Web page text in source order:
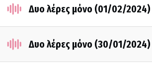
Δυο λέρες μόνο (01/02/2024)
Δυο λέρες μόνο (30/01/2024)